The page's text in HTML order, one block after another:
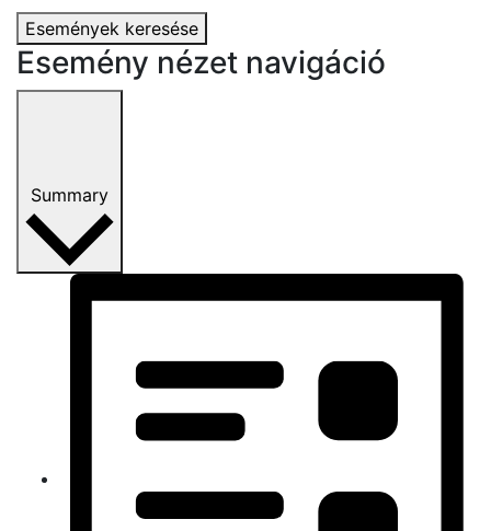
Események keresése
Esemény nézet navigáció
Summary